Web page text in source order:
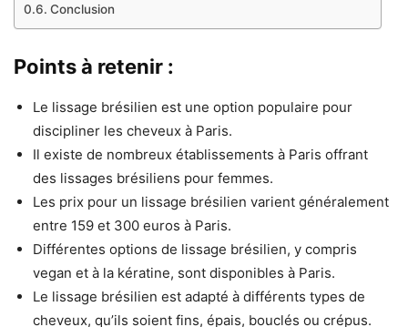
Conclusion
Points à retenir :
Le lissage brésilien est une option populaire pour
discipliner les cheveux à Paris.
Il existe de nombreux établissements à Paris offrant
des lissages brésiliens pour femmes.
Les prix pour un lissage brésilien varient généralement
entre 159 et 300 euros à Paris.
Différentes options de lissage brésilien, y compris
vegan et à la kératine, sont disponibles à Paris.
Le lissage brésilien est adapté à différents types de
cheveux, qu’ils soient fins, épais, bouclés ou crépus.